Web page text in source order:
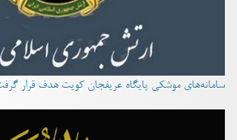
سامانه‌های موشکی پایگاه عریفجان کویت هدف قرار